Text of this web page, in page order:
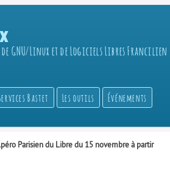
GNU/Linux et de Logiciels Libres Francilien
Bastet Les outils Événements
Parisien du Libre du 15 novembre à partir